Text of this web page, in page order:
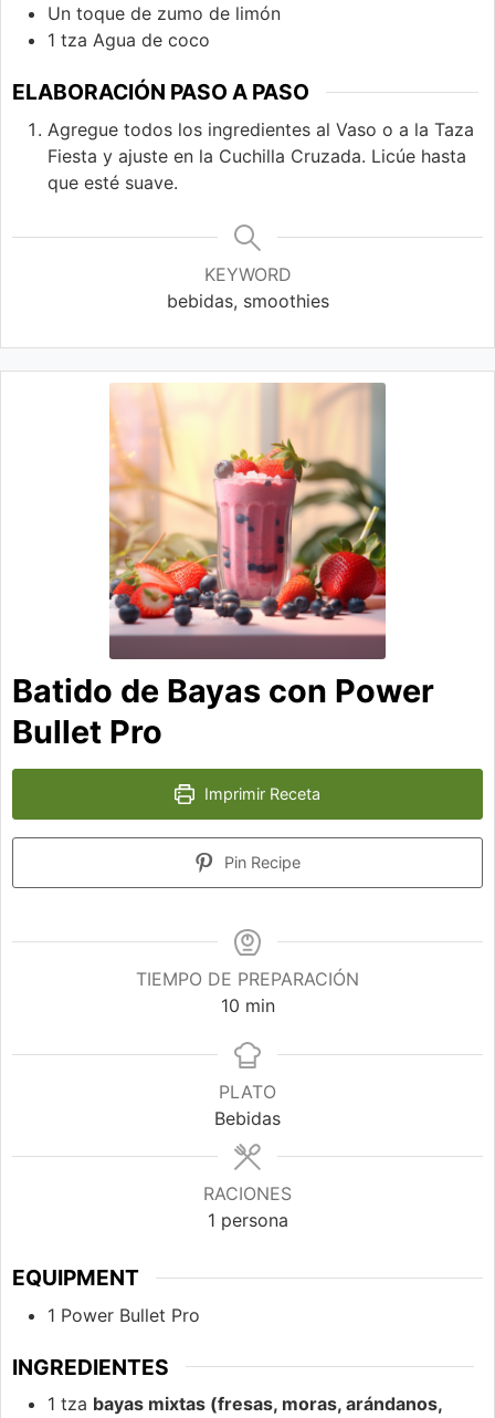
Un toque de zumo de limón
1 tza Agua de coco
ELABORACIÓN PASO A PASO
Agregue todos los ingredientes al Vaso o a la Taza
Fiesta y ajuste en la Cuchilla Cruzada. Licúe hasta
que esté suave.
KEYWORD
bebidas, smoothies
Batido de Bayas con Power
Bullet Pro
Imprimir Receta
Pin Recipe
TIEMPO DE PREPARACIÓN
10minutos
min
PLATO
Bebidas
RACIONES
1 persona
EQUIPMENT
1 Power Bullet Pro
INGREDIENTES
1 tza bayas mixtas (fresas, moras, arándanos,